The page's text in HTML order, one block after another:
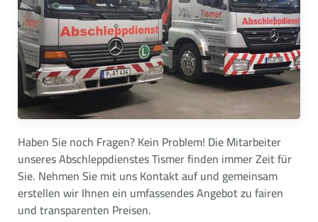
Haben Sie noch Fragen? Kein Problem! Die Mitarbeiter
unseres Abschleppdienstes Tismer finden immer Zeit für
Sie. Nehmen Sie mit uns Kontakt auf und gemeinsam
erstellen wir Ihnen ein umfassendes Angebot zu fairen
und transparenten Preisen.